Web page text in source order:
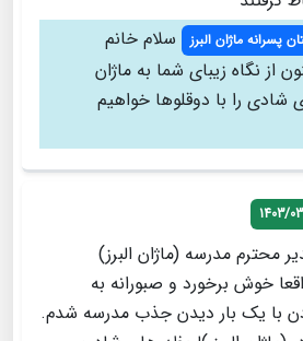
ماژان البرز
سلام خانم
از نگاه زیبای شما به ماژان
شادی را با دوقلوها خواهیم
1403/
محترم مدرسه (ماژان البرز)
خوش برخورد و صبورانه به
با یک بار دیدن جذب مدرسه شدم.